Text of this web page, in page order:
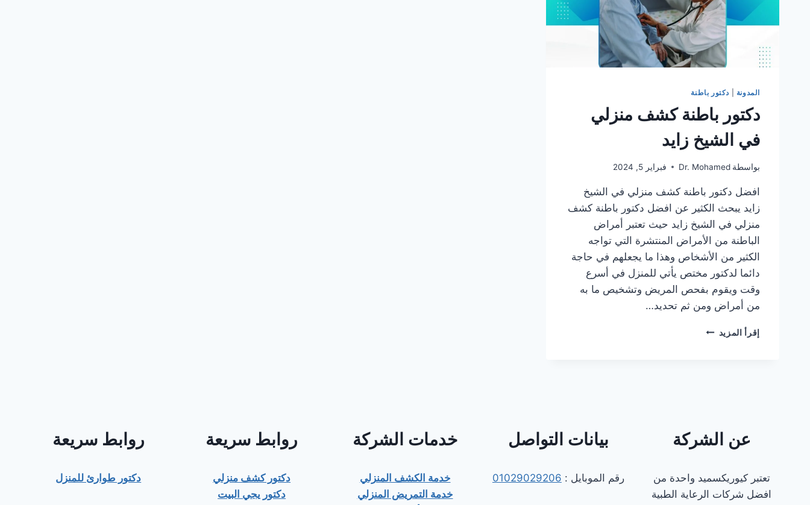
المدونة دكتور باطنة
دكتور باطنة كشف منزلي
في الشيخ زايد
بواسطة Dr. Mohamed فبراير 5, 2024
افضل دكتور باطنة كشف منزلي في الشيخ
زايد يبحث الكثير عن افضل دكتور باطنة كشف
منزلي في الشيخ زايد حيث تعتبر أمراض
الباطنة من الأمراض المنتشرة التي تواجه
الكثير من الأشخاص وهذا ما يجعلهم في حاجة
دائما لدكتور مختص يأتي للمنزل في أسرع
وقت ويقوم بفحص المريض وتشخيص ما به
من أمراض ومن ثم تحديد…
إقرأ المزيد دكتور
عن الشركة
تعتبر كيوريكسميد واحدة من
افضل شركات الرعاية الطبية
بيانات التواصل
رقم الموبايل : 01029029206
خدمات الشركة
خدمة الكشف المنزلي
خدمة التمريض المنزلي
روابط سريعة
دكتور كشف منزلي
دكتور يجي البيت
روابط سريعة
دكتور طوارئ للمنزل